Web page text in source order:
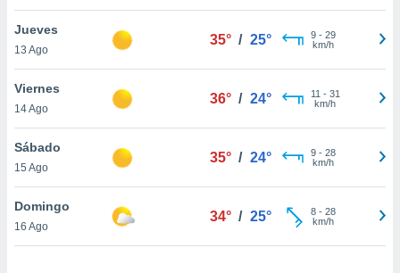
sitio
En
sean
el sitio
ni para
o
Jueves
13 Ago
35° / 25° 9- 29
km/h
Viernes
14 Ago
36° / 24° 11 - 31
km/h
Sábado
15 Ago
35° / 24° 9- 28
km/h
Domingo
16 Ago
34° / 25° 8- 28
km/h